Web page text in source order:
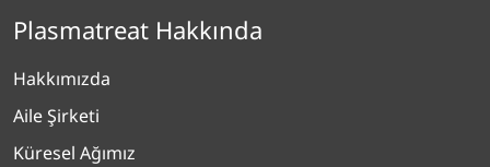
Plasmatreat Hakkında
Hakkımızda
Aile Şirketi
Küresel Ağımız